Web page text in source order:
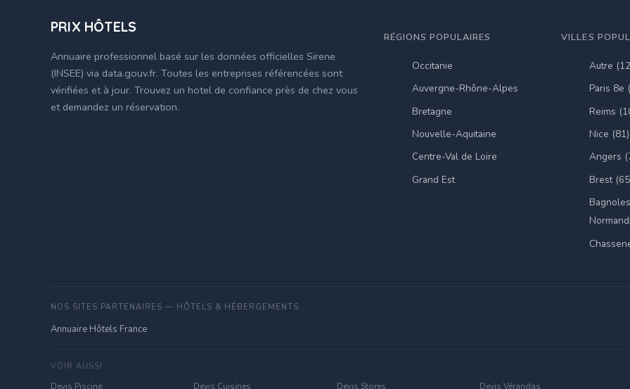
PRIX HÔTELS
Annuaire professionnel basé sur les données officielles Sirene
(INSEE) via data.gouv.fr. Toutes les entreprises référencées sont
vérifiées et à jour. Trouvez un hotel de confiance près de chez vous
et demandez un réservation.
RÉGIONS POPULAIRES
Occitanie
Auvergne-Rhône-Alpes
Bretagne
Nouvelle-Aquitaine
Centre-Val de Loire
Grand Est
VILLES
Autre
Paris 8e
Reims
Nice (81)
Angers
Brest
NOS SITES PARTENAIRES — HÔTELS & HÉBERGEMENTS
Annuaire Hôtels France
VOIR AUSSI
Devis Piscine Devis Cuisines Devis Stores Devis Vérandas